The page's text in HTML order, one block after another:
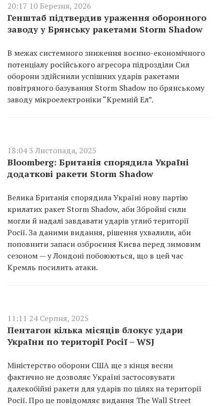
20:17 10 Березня, 2026
Генштаб підтвердив ураження оборонного
заводу у Брянську ракетами Storm Shadow
В межах системного зниження воєнно-економічного
потенціалу російського агресора підрозділи Сил
оборони здійснили успішних ударів ракетами
повітряного базування Storm Shadow по брянському
заводу мікроелектроніки “Кремній Ел”.
18:04 3 Листопада, 2025
Bloomberg: Британія спорядила Україні
додаткові ракети Storm Shadow
Велика Британія спорядила Україні нову партію
крилатих ракет Storm Shadow, аби Збройні сили
могли й надалі завдавати ударів углиб території
Росії. За даними видання, рішення ухвалили, аби
поповнити запаси озброєння Києва перед зимовим
сезоном — у Лондоні побоюються, що в цей час
Кремль посилить атаки.
11:11 24 Серпня, 2025
Пентагон кілька місяців блокує удари
України по території Росії – WSJ
Міністерство оборони США ще з кінця весни
фактично не дозволяє Україні застосовувати
далекобійні ракети для ударів по цілях на території
Росії. Про це повідомляє видання The Wall Street